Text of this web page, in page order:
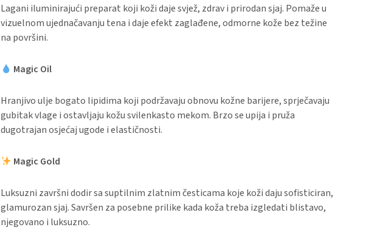
Lagani iluminirajući preparat koji koži daje svjež, zdrav i prirodan sjaj. Pomaže u
vizuelnom ujednačavanju tena i daje efekt zaglađene, odmorne kože bez težine
na površini.
Magic Oil
Hranjivo ulje bogato lipidima koji podržavaju obnovu kožne barijere, sprječavaju
gubitak vlage i ostavljaju kožu svilenkasto mekom. Brzo se upija i pruža
dugotrajan osjećaj ugode i elastičnosti.
Magic Gold
Luksuzni završni dodir sa suptilnim zlatnim česticama koje koži daju sofisticiran,
glamurozan sjaj. Savršen za posebne prilike kada koža treba izgledati blistavo,
njegovano i luksuzno.